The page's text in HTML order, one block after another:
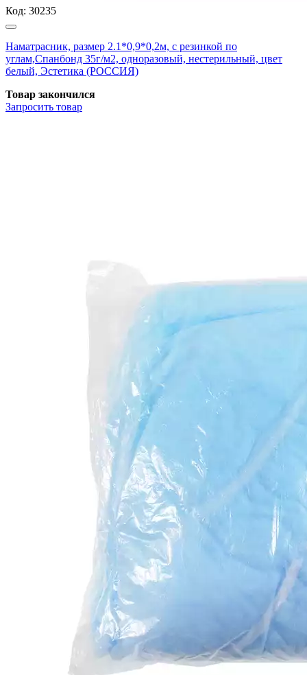
Код: 30235
Наматрасник, размер 2.1*0,9*0,2м, с резинкой по
углам,Спанбонд 35г/м2, одноразовый, нестерильный, цвет
белый, Эстетика (РОССИЯ)
Товар закончился
Запросить товар